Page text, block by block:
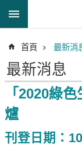
跳到主要內容區塊
階
搜
尋
明
首頁 最新消
最新消息
「2020綠
爐
刊登日期：